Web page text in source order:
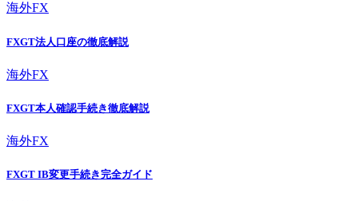
海外FX
FXGT法人口座の徹底解説
海外FX
FXGT本人確認手続き徹底解説
海外FX
FXGT IB変更手続き完全ガイド